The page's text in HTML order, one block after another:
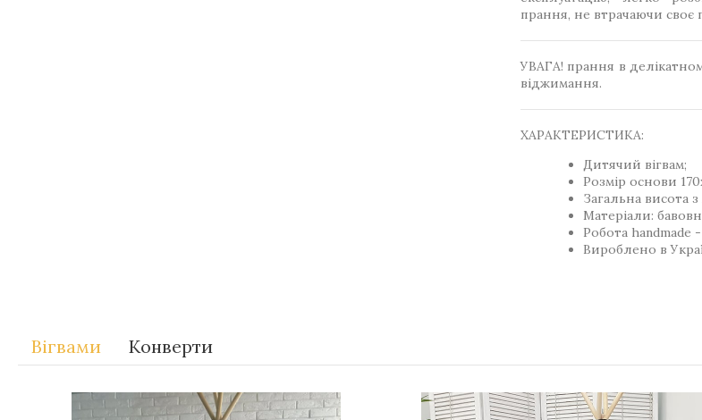
прання, не втрачаючи своє
УВАГА! прання в
віджимання.
ХАРАКТЕРИСТИКА:
Дитячий вігвам;
Розмір основи
Загальна висота
Матеріали:
Робота handmade
Вироблено в
Вігвами Конверти